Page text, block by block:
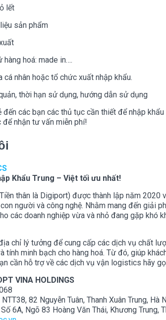
lết
sản phẩm
hàng hoá: made in….
cá nhân hoặc tổ chức xuất nhập khẩu.
thời hạn sử dụng, hướng dẫn sử dụng
đến các bạn các thủ tục cần thiết để nhập
để nhận tư vấn miễn phí!
Khẩu Trung – Việt tối ưu nhất!
thân là Digiport) được thành lập năm 2020
người và công nghệ. Nhằm mang đến giải
các doanh nghiệp vừa và nhỏ đang gặp khó
chỉ lý tưởng để cung cấp các dịch vụ chất
tính minh bạch cho hàng hoá. Từ đó, giúp
cần hỗ trợ về các dịch vụ vận logistics hãy
VINA HOLDINGS
82 Nguyễn Tuân, Thanh Xuân Trung, Hà
6A, Ngõ 83 Hoàng Văn Thái, Khương Trung,